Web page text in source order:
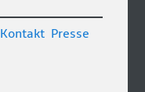
Kontakt Presse